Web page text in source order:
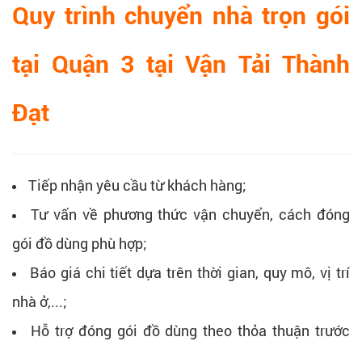
Quy trình chuyển nhà trọn gói
tại Quận 3 tại Vận Tải Thành
Đạt
Tiếp nhận yêu cầu từ khách hàng;
Tư vấn về phương thức vận chuyển, cách đóng
gói đồ dùng phù hợp;
Báo giá chi tiết dựa trên thời gian, quy mô, vị trí
nhà ở,...;
Hỗ trợ đóng gói đồ dùng theo thỏa thuận trước